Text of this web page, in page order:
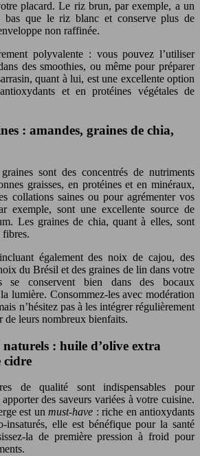
placard. Le riz brun, par exemple, a un
bas que le riz blanc et conserve plus de
non raffinée.
polyvalente : vous pouvez l’utiliser
des smoothies, ou même pour préparer
quant à lui, est une excellente option
et en protéines végétales de
: amandes, graines de chia,
sont des concentrés de nutriments
graisses, en protéines et en minéraux,
collations saines ou pour agrémenter vos
exemple, sont une excellente source de
Les graines de chia, quant à elles, sont
fibres.
également des noix de cajou, des
du Brésil et des graines de lin dans votre
se conservent bien dans des bocaux
lumière. Consommez-les avec modération
n’hésitez pas à les intégrer régulièrement
de leurs nombreux bienfaits.
: huile d’olive extra
cidre
de qualité sont indispensables pour
des saveurs variées à votre cuisine.
est un must-have : riche en antioxydants
insaturés, elle est bénéfique pour la santé
la de première pression à froid pour